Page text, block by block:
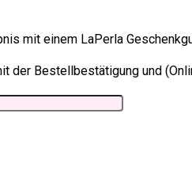
mit einem LaPerla
der Bestellbestätigung und